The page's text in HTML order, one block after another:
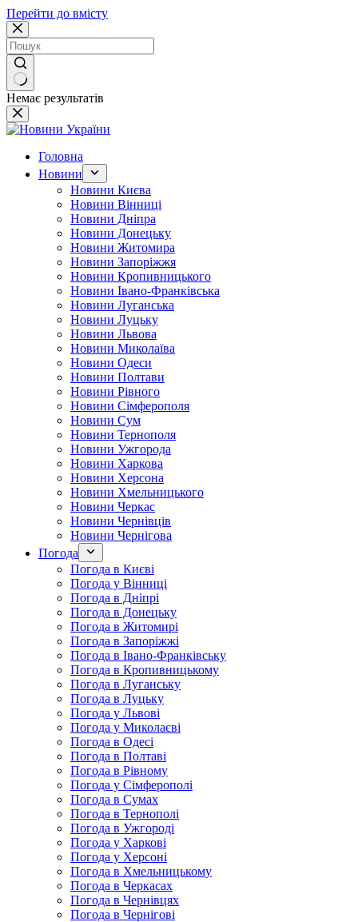
Перейти до вмісту
Немає результатів
Головна
Новини
Новини Києва
Новини Вінниці
Новини Дніпра
Новини Донецьку
Новини Житомира
Новини Запоріжжя
Новини Кропивницького
Новини Івано-Франківська
Новини Луганська
Новини Луцьку
Новини Львова
Новини Миколаїва
Новини Одеси
Новини Полтави
Новини Рівного
Новини Сімферополя
Новини Сум
Новини Тернополя
Новини Ужгорода
Новини Харкова
Новини Херсона
Новини Хмельницького
Новини Черкас
Новини Чернівців
Новини Чернігова
Погода
Погода в Києві
Погода у Вінниці
Погода в Дніпрі
Погода в Донецьку
Погода в Житомирі
Погода в Запоріжжі
Погода в Івано-Франківську
Погода в Кропивницькому
Погода в Луганську
Погода в Луцьку
Погода у Львові
Погода у Миколаєві
Погода в Одесі
Погода в Полтаві
Погода в Рівному
Погода у Сімферополі
Погода в Сумах
Погода в Тернополі
Погода в Ужгороді
Погода у Харкові
Погода у Херсоні
Погода в Хмельницькому
Погода в Черкасах
Погода в Чернівцях
Погода в Чернігові